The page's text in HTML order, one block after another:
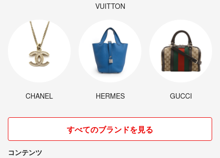
VUITTON
CHANEL HERMES GUCCI
すべてのブランドを見る
コンテンツ